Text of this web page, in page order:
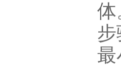
体
最